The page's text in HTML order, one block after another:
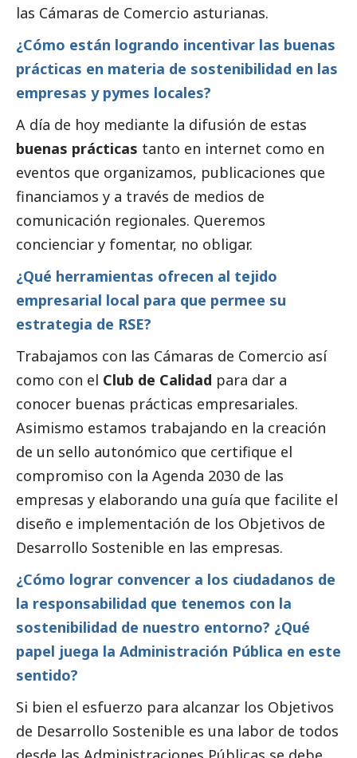
las Cámaras de Comercio asturianas.
¿Cómo están logrando incentivar las buenas
prácticas en materia de sostenibilidad en las
empresas y pymes locales?
A día de hoy mediante la difusión de estas
buenas prácticas tanto en internet como en
eventos que organizamos, publicaciones que
financiamos y a través de medios de
comunicación regionales. Queremos
concienciar y fomentar, no obligar.
¿Qué herramientas ofrecen al tejido
empresarial local para que permee su
estrategia de RSE?
Trabajamos con las Cámaras de Comercio así
como con el Club de Calidad para dar a
conocer buenas prácticas empresariales.
Asimismo estamos trabajando en la creación
de un sello autonómico que certifique el
compromiso con la Agenda 2030 de las
empresas y elaborando una guía que facilite el
diseño e implementación de los Objetivos de
Desarrollo Sostenible en las empresas.
¿Cómo lograr convencer a los ciudadanos de
la responsabilidad que tenemos con la
sostenibilidad de nuestro entorno? ¿Qué
papel juega la Administración Pública en este
sentido?
Si bien el esfuerzo para alcanzar los Objetivos
de Desarrollo Sostenible es una labor de todos